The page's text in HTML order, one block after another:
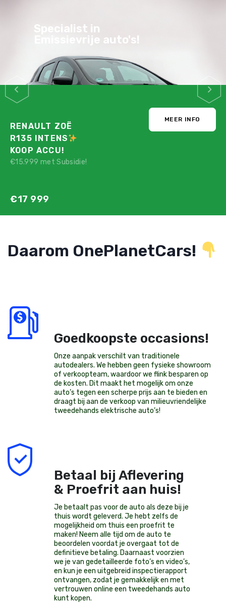
Specialist in
Emissievrije auto's!
RENAULT ZOË
R135 INTENS
KOOP ACCU!
€15.999 met Subsidie!
€17 999
MEER INFO
Daarom OnePlanetCars!
Goedkoopste occasions!
Onze aanpak verschilt van traditionele
autodealers. We hebben geen fysieke showroom
of verkoopteam, waardoor we flink besparen op
de kosten. Dit maakt het mogelijk om onze
auto’s tegen een scherpe prijs aan te bieden en
draagt bij aan de verkoop van milieuvriendelijke
tweedehands elektrische auto’s!
Betaal bij Aflevering
& Proefrit aan huis!
Je betaalt pas voor de auto als deze bij je
thuis wordt geleverd. Je hebt zelfs de
mogelijkheid om thuis een proefrit te
maken! Neem alle tijd om de auto te
beoordelen voordat je overgaat tot de
definitieve betaling. Daarnaast voorzien
we je van gedetailleerde foto’s en video’s,
en kun je een uitgebreid inspectierapport
ontvangen, zodat je gemakkelijk en met
vertrouwen online een tweedehands auto
kunt kopen.